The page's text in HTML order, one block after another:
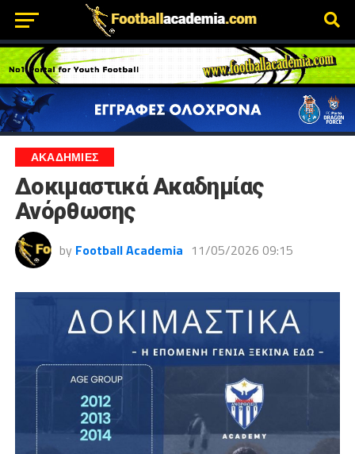
ΑΚΑΔΗΜΙΕΣ
Δοκιμαστικά Ακαδημίας
Ανόρθωσης
by Football Academia 11/05/2026 09:15